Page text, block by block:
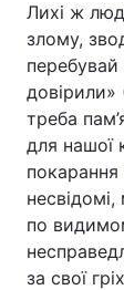
Лихі ж
злому,
треба
для нашої
покарання
по
за свої